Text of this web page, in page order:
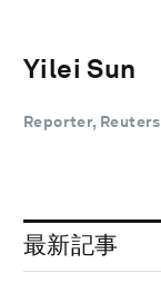
Yilei Sun
Reporter, Reuters
最新記事